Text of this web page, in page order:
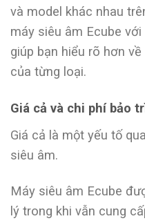
và model khác nhau
máy siêu âm Ecube
giúp bạn hiểu rõ hơn
của từng loại.
Giá cả và chi phí bảo
Giá cả là một yếu tố
siêu âm.
Máy siêu âm Ecube
lý trong khi vẫn cung